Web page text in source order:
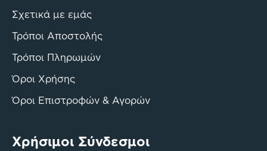
Σχετικά με εμάς
Τρόποι Αποστολής
Τρόποι Πληρωμών
Όροι Χρήσης
Όροι Επιστροφών & Αγορών
Χρήσιμοι Σύνδεσμοι